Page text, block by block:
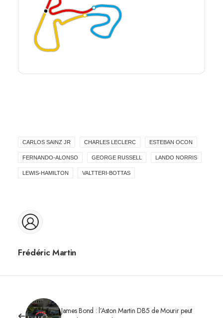
CARLOS SAINZ JR CHARLES LECLERC ESTEBAN OCON
FERNANDO-ALONSO GEORGE RUSSELL LANDO NORRIS
LEWIS-HAMILTON VALTTERI-BOTTAS
Frédéric Martin
James Bond : l’Aston Martin DB5 de Mourir peut